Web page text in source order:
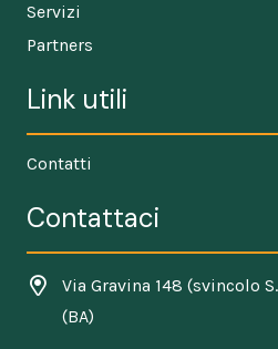
Servizi
Partners
Link utili
Contatti
Contattaci
Via Gravina 148 (svincolo
(BA)